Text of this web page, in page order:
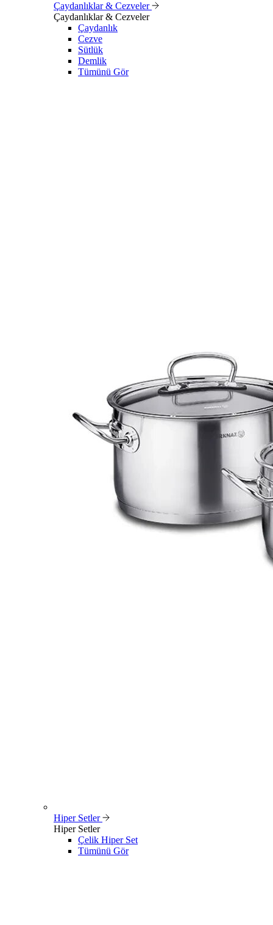
Çaydanlıklar & Cezveler
Çaydanlıklar & Cezveler
Çaydanlık
Cezve
Sütlük
Demlik
Tümünü Gör
Hiper Setler
Hiper Setler
Çelik Hiper Set
Tümünü Gör